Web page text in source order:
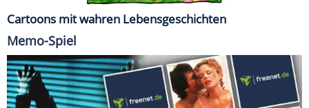
Cartoons mit wahren Lebensgeschichten
Memo-Spiel